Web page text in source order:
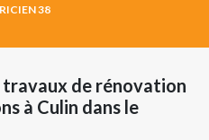
38
de rénovation
à Culin dans le